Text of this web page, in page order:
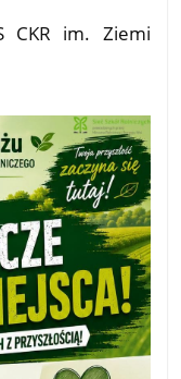
CKR im. Ziemi